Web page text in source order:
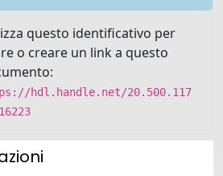
questo identificativo per
o creare un link a questo
hdl.handle.net/20.500.117